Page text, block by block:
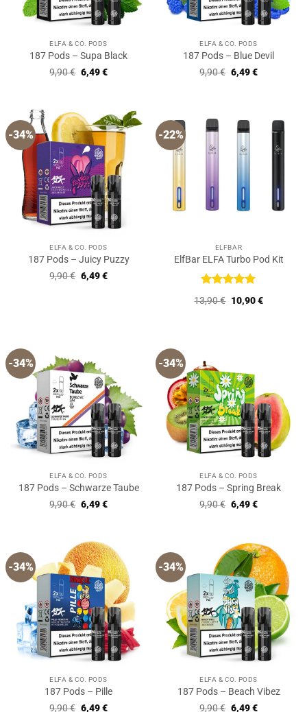
ELFA & CO. PODS
187 Pods – Supa Black
9,90€ Ursprünglicher
Preis
6,49€Aktueller
ELFA & CO. PODS
187 Pods – Blue Devil
9,90€ Ursprünglicher
Preis
6,49€Aktueller
-34%
ELFA & CO. PODS
187 Pods – Juicy Puzzy
9,90€ Ursprünglicher
Preis
6,49€Aktueller
-22%
ELFBAR
ElfBar ELFA Turbo Pod Kit
Bewertet
mit 5 von
13,90€ Ursprünglicher
Preis
10,90€Aktueller
-34%
ELFA & CO. PODS
187 Pods – Schwarze Taube
9,90€ Ursprünglicher
Preis
6,49€Aktueller
-34%
ELFA & CO. PODS
187 Pods – Spring Break
9,90€ Ursprünglicher
Preis
6,49€Aktueller
-34%
ELFA & CO. PODS
187 Pods – Pille
9,90€ Ursprünglicher
6,49€Aktueller
-34%
ELFA & CO. PODS
187 Pods – Beach Vibez
9,90€ Ursprünglicher
6,49€Aktueller